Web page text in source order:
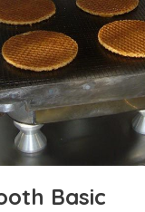
Basic